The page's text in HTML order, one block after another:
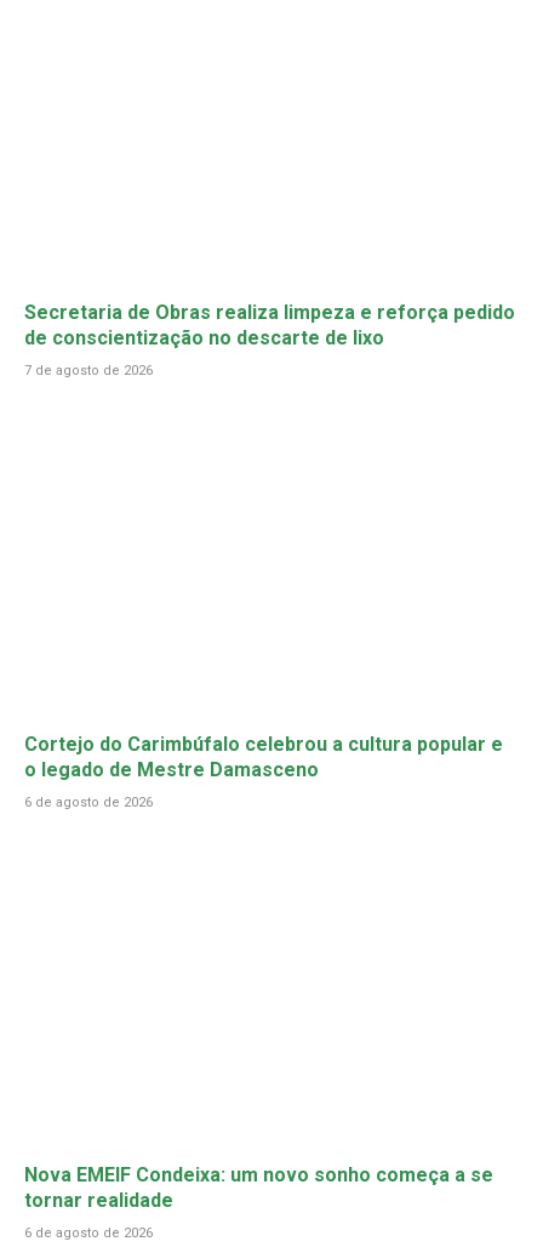
Secretaria de Obras realiza limpeza e reforça pedido
de conscientização no descarte de lixo
7 de agosto de 2026
Cortejo do Carimbúfalo celebrou a cultura popular e
o legado de Mestre Damasceno
6 de agosto de 2026
Nova EMEIF Condeixa: um novo sonho começa a se
tornar realidade
6 de agosto de 2026